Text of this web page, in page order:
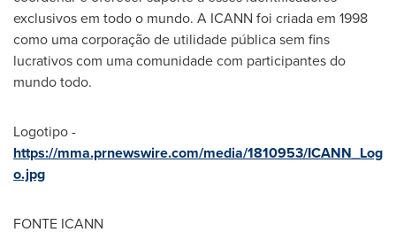
exclusivos em todo o mundo. A ICANN foi criada em 1998
como uma corporação de utilidade pública sem fins
lucrativos com uma comunidade com participantes do
mundo todo.
Logotipo -
https://mma.prnewswire.com/media/1810953/ICANN_Log
o.jpg
FONTE ICANN